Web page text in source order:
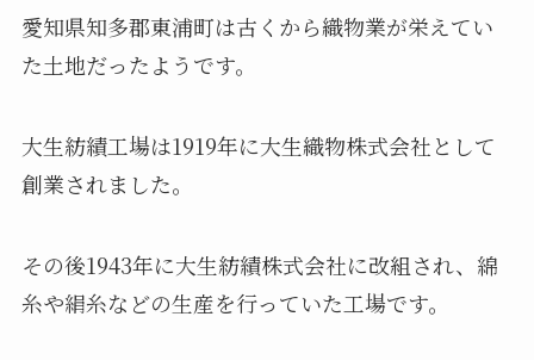
愛知県知多郡東浦町は古くから織物業が栄えてい
た土地だったようです。
大生紡績工場は1919年に大生織物株式会社として
創業されました。
その後1943年に大生紡績株式会社に改組され、綿
糸や絹糸などの生産を行っていた工場です。